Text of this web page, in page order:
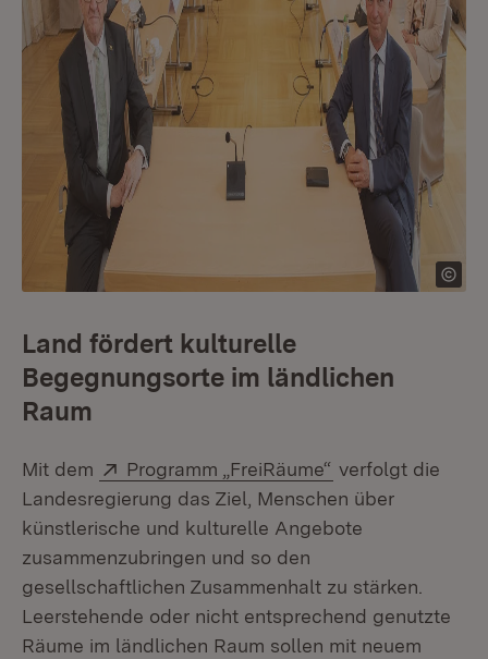
Land fördert kulturelle
Begegnungsorte im ländlichen
Raum
Mit dem Extern:
Programm „FreiRäume“ (Öffnet in
verfolgt die
Landesregierung das Ziel, Menschen über
künstlerische und kulturelle Angebote
zusammenzubringen und so den
gesellschaftlichen Zusammenhalt zu stärken.
Leerstehende oder nicht entsprechend genutzte
Räume im ländlichen Raum sollen mit neuem